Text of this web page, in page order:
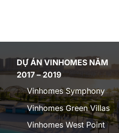
DỰ ÁN VINHOMES NĂM
2017 – 2019
Vinhomes Symphony
Vinhomes Green Villas
Vinhomes West Point